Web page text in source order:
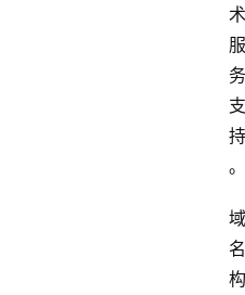
术
服
务
支
持
。
域
名
构